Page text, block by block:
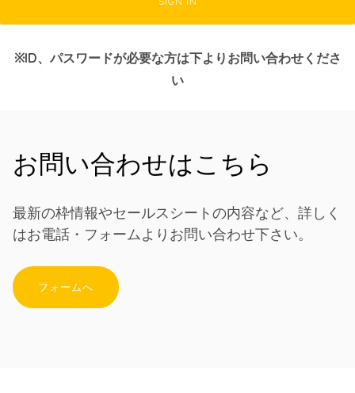
※ID、パスワードが必要な方は下よりお問い合わせくださ
い
お問い合わせはこちら
最新の枠情報やセールスシートの内容など、詳しく
はお電話・フォームよりお問い合わせ下さい。
フォームへ